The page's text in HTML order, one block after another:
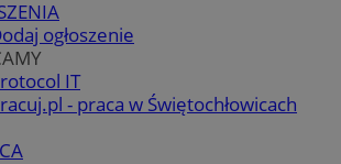
ogłoszenie
IT
- praca w Świętochłowicach